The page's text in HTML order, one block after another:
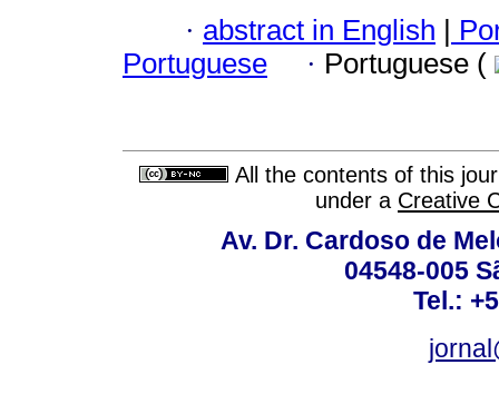
· abstract in English |
Portuguese
· Portuguese (
All the contents of this
under a Creative
Av. Dr. Cardoso de
04548-005
Tel.: